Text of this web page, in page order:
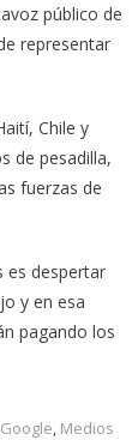
público de
representar
Chile y
de pesadilla,
fuerzas de
es despertar
y en esa
pagando los
Google, Medios